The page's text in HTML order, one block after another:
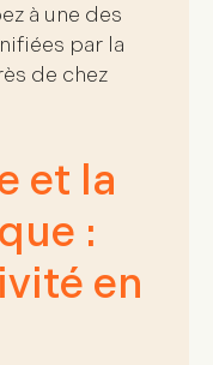
à une des
par la
de chez
et la
:
en